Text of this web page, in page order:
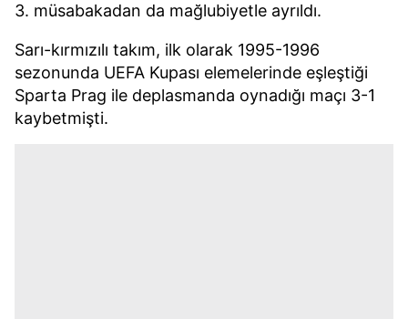
3. müsabakadan da mağlubiyetle ayrıldı.
Sarı-kırmızılı takım, ilk olarak 1995-1996
sezonunda UEFA Kupası elemelerinde eşleştiği
Sparta Prag ile deplasmanda oynadığı maçı 3-1
kaybetmişti.